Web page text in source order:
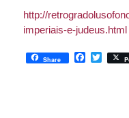
http://
imperiais-e-judeus.html
Share